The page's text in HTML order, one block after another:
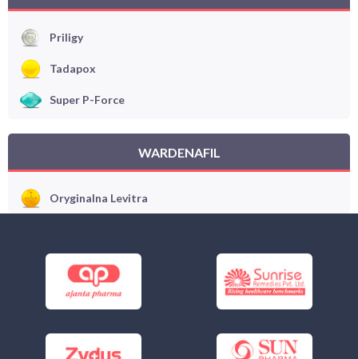
Priligy
Tadapox
Super P-Force
WARDENAFIL
Oryginalna Levitra